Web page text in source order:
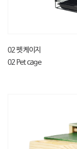
02 펫 케이지
02 Pet cage